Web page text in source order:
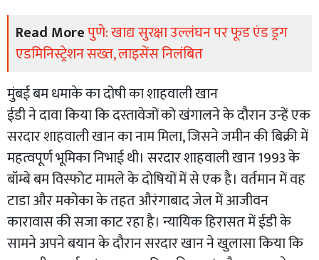
Read Moreपुणे: खाद्य सुरक्षा उल्लंघन पर फूड एंड ड्रग
एडमिनिस्ट्रेशन सख्त, लाइसेंस निलंबित
मुंबई बम धमाके का दोषी का शाहवाली खान
ईडी ने दावा किया कि दस्तावेजों को खंगालने के दौरान उन्हें एक
सरदार शाहवाली खान का नाम मिला, जिसने जमीन की बिक्री में
महत्वपूर्ण भूमिका निभाई थी। सरदार शाहवाली खान 1993 के
बॉम्बे बम विस्फोट मामले के दोषियों में से एक है। वर्तमान में वह
टाडा और मकोका के तहत औरंगाबाद जेल में आजीवन
कारावास की सजा काट रहा है। न्यायिक हिरासत में ईडी के
सामने अपने बयान के दौरान सरदार खान ने खुलासा किया कि